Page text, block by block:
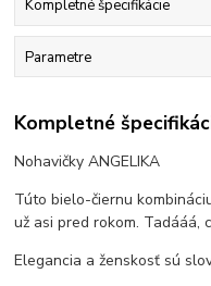
Kompletné špecifikácie
Parametre
Kompletné
Nohavičky ANGELIKA
Túto bielo-čiernu
už asi pred rokom. Tadááá,
Elegancia a ženskosť sú